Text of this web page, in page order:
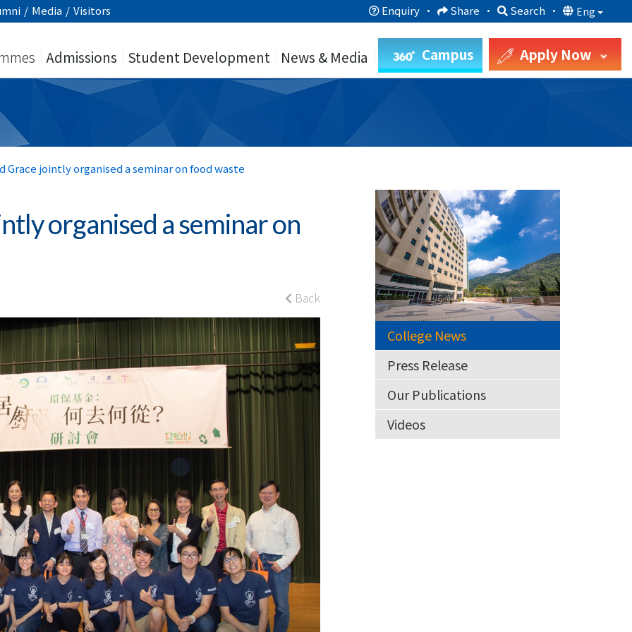
/ Media / Visitors Enquiry · Share · Search · Eng
Admissions Student Development News & Media Campus Apply Now
Grace jointly organised a seminar on food waste
organised a seminar on
Back
College News
Press Release
Our Publications
Videos